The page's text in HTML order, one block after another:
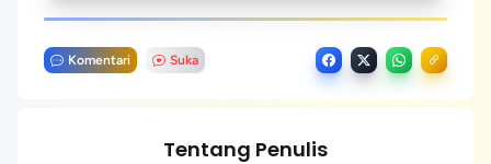
Komentari Suka
Tentang Penulis